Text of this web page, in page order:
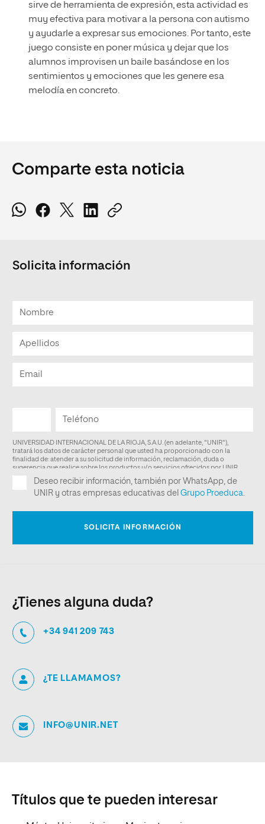
sirve de herramienta de expresión, esta actividad es
muy efectiva para motivar a la persona con autismo
y ayudarle a expresar sus emociones. Por tanto, este
juego consiste en poner música y dejar que los
alumnos improvisen un baile basándose en los
sentimientos y emociones que les genere esa
melodía en concreto.
Comparte esta noticia
Solicita información
¿Tienes alguna duda?
+34 941 209 743
¿TE LLAMAMOS?
INFO@UNIR.NET
Títulos que te pueden interesar